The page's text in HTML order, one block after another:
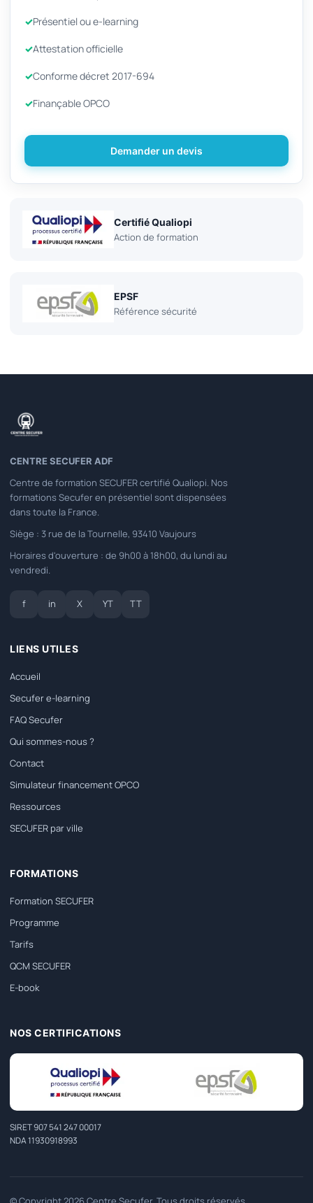
Présentiel ou e-learning
Attestation officielle
Conforme décret 2017-694
Finançable OPCO
Demander un devis
Certifié Qualiopi
Action de formation
EPSF
Référence sécurité
CENTRE SECUFER ADF
Centre de formation SECUFER certifié Qualiopi. Nos
formations Secufer en présentiel sont dispensées
dans toute la France.
Siège : 3 rue de la Tournelle, 93410 Vaujours
Horaires d'ouverture : de 9h00 à 18h00, du lundi au
vendredi.
f in X YT TT
LIENS UTILES
Accueil
Secufer e-learning
FAQ Secufer
Qui sommes-nous ?
Contact
Simulateur financement OPCO
Ressources
SECUFER par ville
FORMATIONS
Formation SECUFER
Programme
Tarifs
QCM SECUFER
E-book
NOS CERTIFICATIONS
SIRET 907 541 247 00017
NDA 11930918993